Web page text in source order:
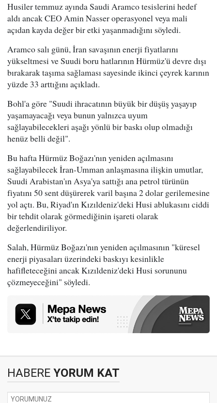
Husiler temmuz ayında Saudi Aramco tesislerini hedef
aldı ancak CEO Amin Nasser operasyonel veya mali
açıdan kayda değer bir etki yaşanmadığını söyledi.
Aramco salı günü, İran savaşının enerji fiyatlarını
yükseltmesi ve Suudi boru hatlarının Hürmüz'ü devre dışı
bırakarak taşıma sağlaması sayesinde ikinci çeyrek karının
yüzde 33 arttığını açıkladı.
Bohl'a göre "Suudi ihracatının büyük bir düşüş yaşayıp
yaşamayacağı veya bunun yalnızca uyum
sağlayabilecekleri aşağı yönlü bir baskı olup olmadığı
henüz belli değil".
Bu hafta Hürmüz Boğazı'nın yeniden açılmasını
sağlayabilecek İran-Umman anlaşmasına ilişkin umutlar,
Suudi Arabistan'ın Asya'ya sattığı ana petrol türünün
fiyatını 50 sent düşürerek varil başına 2 dolar gerilemesine
yol açtı. Bu, Riyad'ın Kızıldeniz'deki Husi ablukasını ciddi
bir tehdit olarak görmediğinin işareti olarak
değerlendiriliyor.
Salah, Hürmüz Boğazı'nın yeniden açılmasının "küresel
enerji piyasaları üzerindeki baskıyı kesinlikle
hafifleteceğini ancak Kızıldeniz'deki Husi sorununu
çözmeyeceğini" söyledi.
HABERE YORUM KAT